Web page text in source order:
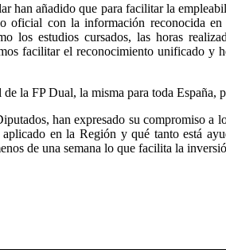
han añadido que para facilitar la
oficial con la información reconocida
los estudios cursados, las horas
facilitar el reconocimiento unificado
la FP Dual, la misma para toda
han expresado su compromiso
en la Región y qué tanto está
de una semana lo que facilita la